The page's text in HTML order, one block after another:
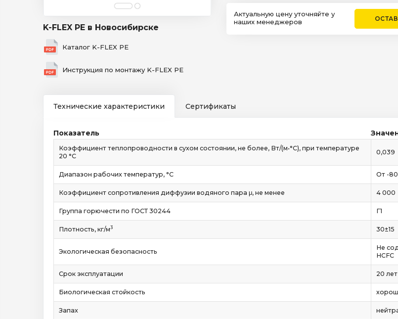
K-FLEX PE в Новосибирске
Каталог K-FLEX PE
Инструкция по монтажу K-FLEX PE
Актуальную цену уточняйте у
наших менеджеров
Технические характеристики Сертификаты
Показатель
Коэффициент теплопроводности в сухом состоянии, не более, Вт/(м•°C), при температуре
20 °С
0,039
Диапазон рабочих температур, °C От -
Коэффициент сопротивления диффузии водяного пара μ, не менее 4 000
Группа горючести по ГОСТ 30244 Г1
Плотность, кг/м3 30±15
Экологическая безопасность
Не
HCFC
Срок эксплуатации 20 лет
Биологическая стойкость
Запах